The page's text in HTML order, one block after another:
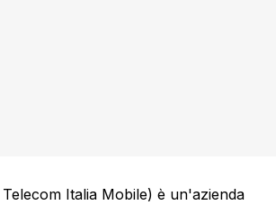
Italia Mobile) è un'azienda